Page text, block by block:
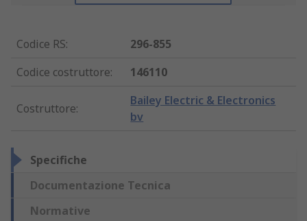
Codice RS:
296-855
Codice costruttore: 146110
Costruttore:
Bailey Electric & Electronics
bv
Specifiche
Documentazione Tecnica
Normative